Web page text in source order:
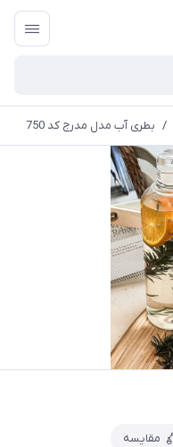
/ بطری آب مدل مدرج کد 750
مقایسه